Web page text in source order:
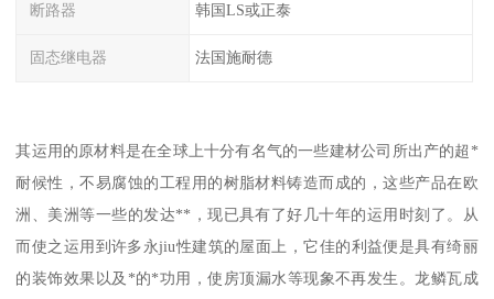
断路器 韩国LS或正泰
固态继电器 法国施耐德
其运用的原材料是在全球上十分有名气的一些建材公司所出产的超*
耐候性，不易腐蚀的工程用的树脂材料铸造而成的，这些产品在欧
洲、美洲等一些的发达**，现已具有了好几十年的运用时刻了。从
而使之运用到许多永jiu性建筑的屋面上，它佳的利益便是具有绮丽
的装饰效果以及*的*功用，使房顶漏水等现象不再发生。龙鳞瓦成